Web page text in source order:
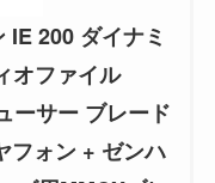
IE 200 ダイナミ
オファイル
ーサー ブレード
フォン + ゼンハ